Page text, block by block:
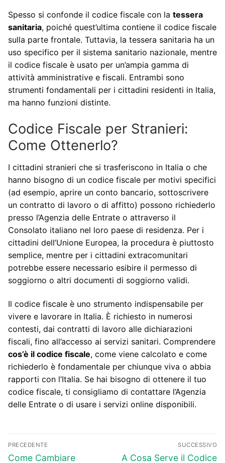
Spesso si confonde il codice fiscale con la tessera
sanitaria, poiché quest’ultima contiene il codice fiscale
sulla parte frontale. Tuttavia, la tessera sanitaria ha un
uso specifico per il sistema sanitario nazionale, mentre
il codice fiscale è usato per un’ampia gamma di
attività amministrative e fiscali. Entrambi sono
strumenti fondamentali per i cittadini residenti in Italia,
ma hanno funzioni distinte.
Codice Fiscale per Stranieri:
Come Ottenerlo?
I cittadini stranieri che si trasferiscono in Italia o che
hanno bisogno di un codice fiscale per motivi specifici
(ad esempio, aprire un conto bancario, sottoscrivere
un contratto di lavoro o di affitto) possono richiederlo
presso l’Agenzia delle Entrate o attraverso il
Consolato italiano nel loro paese di residenza. Per i
cittadini dell’Unione Europea, la procedura è piuttosto
semplice, mentre per i cittadini extracomunitari
potrebbe essere necessario esibire il permesso di
soggiorno o altri documenti di soggiorno validi.
Il codice fiscale è uno strumento indispensabile per
vivere e lavorare in Italia. È richiesto in numerosi
contesti, dai contratti di lavoro alle dichiarazioni
fiscali, fino all’accesso ai servizi sanitari. Comprendere
cos’è il codice fiscale, come viene calcolato e come
richiederlo è fondamentale per chiunque viva o abbia
rapporti con l’Italia. Se hai bisogno di ottenere il tuo
codice fiscale, ti consigliamo di contattare l’Agenzia
delle Entrate o di usare i servizi online disponibili.
Navigazione
articoli
PRECEDENTE
Articolo
Come Cambiare
SUCCESSIVO
Articolo
A Cosa Serve il Codice